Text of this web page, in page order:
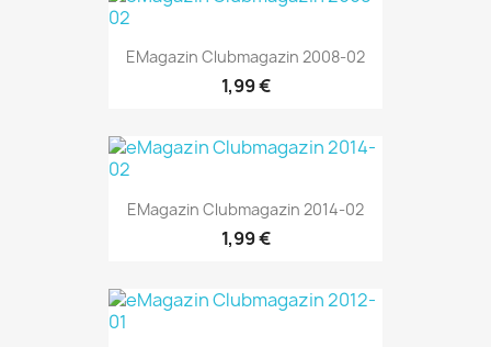
EMagazin Clubmagazin 2008-02
1,99 €
EMagazin Clubmagazin 2014-02
1,99 €